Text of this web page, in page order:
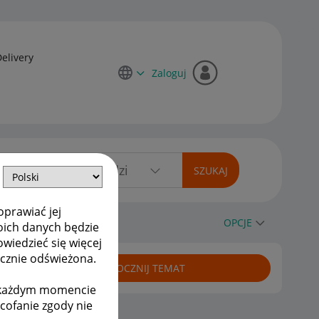
jej
danych będzie
się więcej
odświeżona.
momencie
zgody nie
Zaloguj
OPCJE
ROZPOCZNIJ TEMAT